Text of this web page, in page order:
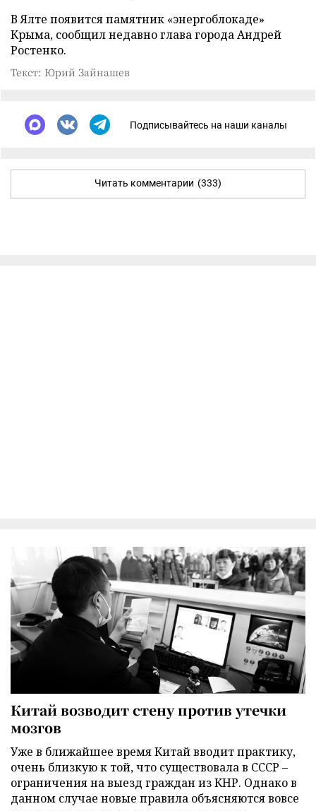
В Ялте появится памятник «энергоблокаде»
Крыма, сообщил недавно глава города Андрей
Ростенко.
Текст: Юрий Зайнашев
Подписывайтесь на наши каналы
Читать комментарии (333)
Китай возводит стену против утечки
мозгов
Уже в ближайшее время Китай вводит практику,
очень близкую к той, что существовала в СССР –
ограничения на выезд граждан из КНР. Однако в
данном случае новые правила объясняются вовсе